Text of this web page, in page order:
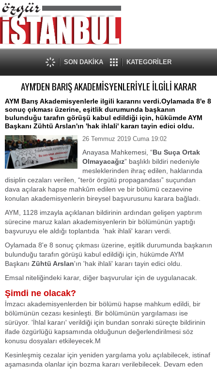
SON DAKİKA KATEGORİLER
AYM'DEN BARIŞ AKADEMİSYENLERİYLE İLGİLİ KARAR
AYM Barış Akademisyenlerle ilgili kararını verdi.Oylamada 8'e 8
sonuç çıkması üzerine, eşitlik durumunda başkanın
bulunduğu tarafın görüşü kabul edildiği için, hükümde AYM
Başkanı Zühtü Arslan'ın 'hak ihlali' kararı tayin edici oldu.
26 Temmuz 2019 Cuma 19:02
Anayasa Mahkemesi, “Bu Suça Ortak
Olmayacağız” başlıklı bildiri nedeniyle
mesleklerinden ihraç edilen, haklarında
disiplin cezaları verilen, “terör örgütü propagandası” suçundan
dava açılarak hapse mahkûm edilen ve bir bölümü cezaevine
konulan akademisyenlerin bireysel başvurusunu karara bağladı.
AYM, 1128 imzayla açıklanan bildirinin ardından gelişen yaptırım
sürecine maruz kalan akademisyenlerin bir bölümünün yaptığı
başvuruyu ele aldığı toplantıda 'hak ihlali' kararı verdi.
Oylamada 8'e 8 sonuç çıkması üzerine, eşitlik durumunda başkanın
bulunduğu tarafın görüşü kabul edildiği için, hükümde AYM
Başkanı Zühtü Arslan'ın 'hak ihlali' kararı tayin edici oldu.
Emsal niteliğindeki karar, diğer başvurular için de uygulanacak.
Şimdi ne olacak?
İmzacı akademisyenlerden bir bölümü hapse mahkum edildi, bir
bölümünün cezası kesinleşti. Bir bölümünün yargılaması ise
sürüyor. 'İhlal kararı' verildiği için bundan sonraki süreçte bildirinin
ifade özgürlüğü kapsamında olduğunun değerlendirilmesi söz
konusu dosyaları etkileyecek.M
Kesinleşmiş cezalar için yeniden yargılama yolu açılabilecek, istinaf
aşamasında olanlar için bozma kararı verilebilecek. Devam eden